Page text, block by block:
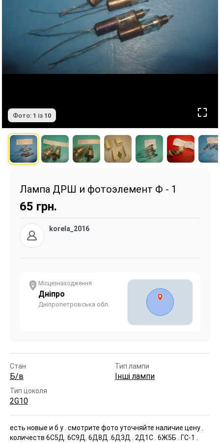
Фото: 1 із 10
Лампа ДРШ и фотоэлемент Ф - 1
65 грн.
korela_2016
Місцезнаходження
Дніпро
Дніпропетровська обл.
Стан
Б/в
Тип лампи
Інші лампи
Тип цоколя
2G10
есть новые и б у . смотрите фото уточняйте наличие цену .
количеств 6С5Д. 6С9Д. 6Д8Д .6Д3Д . 2Д1С . 6Ж5Б . ГС-1 .